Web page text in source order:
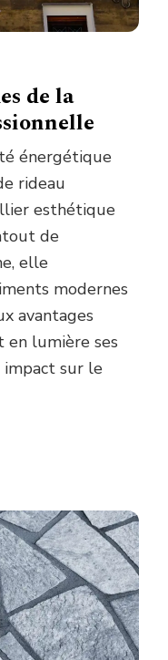
de la
énergétique
rideau
esthétique
de
elle
modernes
avantages
en lumière ses
impact sur le